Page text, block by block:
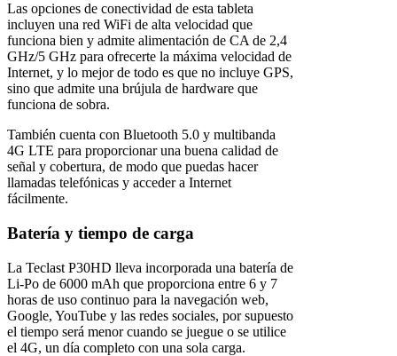
Las opciones de conectividad de esta tableta
incluyen una red WiFi de alta velocidad que
funciona bien y admite alimentación de CA de 2,4
GHz/5 GHz para ofrecerte la máxima velocidad de
Internet, y lo mejor de todo es que no incluye GPS,
sino que admite una brújula de hardware que
funciona de sobra.
También cuenta con Bluetooth 5.0 y multibanda
4G LTE para proporcionar una buena calidad de
señal y cobertura, de modo que puedas hacer
llamadas telefónicas y acceder a Internet
fácilmente.
Batería y tiempo de carga
La Teclast P30HD lleva incorporada una batería de
Li-Po de 6000 mAh que proporciona entre 6 y 7
horas de uso continuo para la navegación web,
Google, YouTube y las redes sociales, por supuesto
el tiempo será menor cuando se juegue o se utilice
el 4G, un día completo con una sola carga.